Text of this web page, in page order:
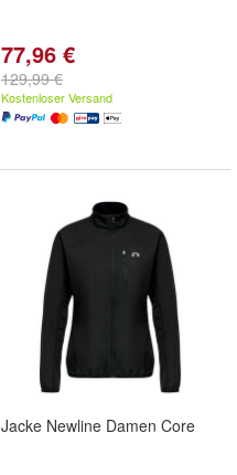
77,96 €
129,99 €
Kostenloser Versand
Jacke Newline Damen Core